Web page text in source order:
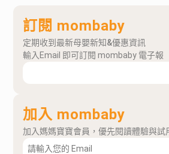
訂閱 mombaby
定期收到最新母嬰新知&優惠資訊
輸入Email 即可訂閱 mombaby 電子報
加入 mombaby
加入媽媽寶寶會員，優先閱讀體驗與試